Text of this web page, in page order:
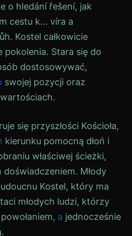
o hledání řešení, jak
cestu k... víra a
. Kostel całkowicie
pokolenia. Stara się do
dostosowywać,
swojej pozycji oraz
się przyszłości Kościoła,
kierunku pomocną dłoń i
właściwej ścieżki,
doświadczeniem. Młody
Kostel, który ma
młodych ludzi, którzy
a jednocześnie